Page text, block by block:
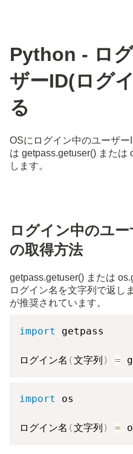
Python - ロ
ザーID(ログ
る
OSにログイン中のユーザ
は getpass.getuser() または
します。
ログイン中のユ
の取得方法
getpass.getuser() または
ログイン名を文字列で返し
が推奨されています。
import getpass
ログイン名 (文字列 ) =
import os
ログイン名 (文字列 ) =